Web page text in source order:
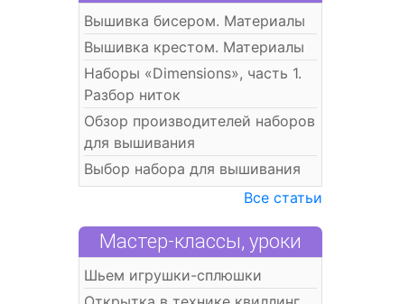
Вышивка бисером. Материалы
Вышивка крестом. Материалы
Наборы «Dimensions», часть 1.
Разбор ниток
Обзор производителей наборов
для вышивания
Выбор набора для вышивания
Все статьи
Мастер-классы, уроки
Шьем игрушки-сплюшки